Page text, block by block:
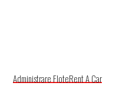
Administrare FloteRent A Car